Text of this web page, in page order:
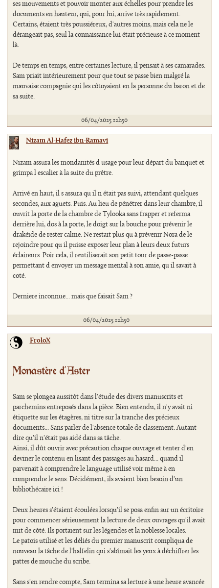
ses mouvements et pouvoir monter aux échelles pour prendre les
documents en hauteur, qui, pour lui, arrive très rapidement.
Certains, étaient très poussiéreux, d'autres moins, mais cela ne le
dérangeait pas, seul la connaissance lui était précieuse à ce moment
là.
De temps en temps, entre certaines lecture, il pensait à ses camarades.
Sam priait intérieurement pour que tout se passe bien malgré la
mauvaise compagnie qui les côtoyaient en la personne du baron et de
sa suite.
06/04/2025 12h50
Nizam Al-Hafez ibn-Ramavi
Nizam assura les mondanités d usage pour leur départ du banquet et
grimpa l escalier à la suite du prêtre.
Arrivé en haut, il s assura qu il n était pas suivi, attendant quelques
secondes, aux aguets. Puis. Au lieu de pénétrer dans leur chambre, il
ouvrit la porte de la chambre de Tylooka sans frapper et referma
derrière lui, dos à la porte, le doigt sur la bouche pour prévenir le
drakéide de rester calme. Ne restait plus qu à prévenir Nora de le
rejoindre pour qu il puisse exposer leur plan à leurs deux futurs
éclaireurs. Poir cela, il reutiliserait son petit tour de passe-passe
permettant d envoyer un message mental à son amie, qu il savait à
coté.
Derniere inconnue... mais que faisait Sam ?
06/04/2025 12h50
FroloX
Monastère d'Aster
Sam se plongea aussitôt dans l'étude des divers manuscrits et
parchemins entreposés dans la pièce. Bien entendu, il n'y avait ni
étiquette sur les étagères, ni titre sur la tranche des précieux
documents... Sans parler de l'absence totale de classement. Autant
dire qu'il n'était pas aidé dans sa tâche.
Ainsi, il dût ouvrir avec précaution chaque ouvrage et tenter d'en
deviner le contenu en lisant des passages au hasard... quand il
parvenait à comprendre le language utilisé voir même à en
comprendre le sens. Décidément, ils avaient bien besoin d'un
bibliothécaire ici !
Deux heures s'étaient écoulées lorsqu'il se posa enfin sur un écritoire
pour commencer sérieusement la lecture de deux ouvrages qu'il avait
mit de côté. Ils portaient sur les légendes et la noblesse locales.
Le patois utilisé et les déliés du premier manuscrit compliqua de
nouveau la tâche de l'halfelin qui s'abîmait les yeux à déchiffrer les
pattes de mouche du scribe.
Sans s'en rendre compte, Sam termina sa lecture à une heure avancée